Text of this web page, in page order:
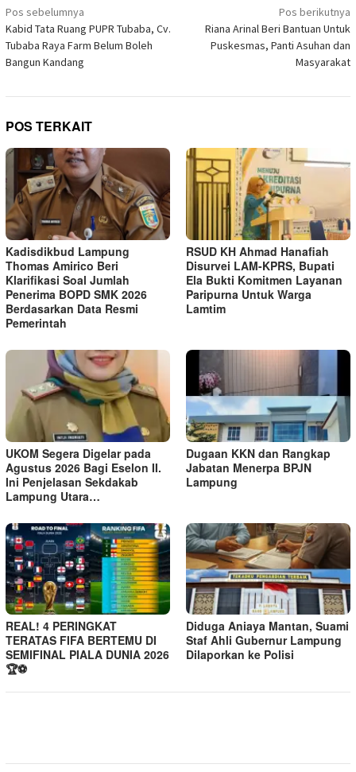
jendela
yang
baru)
Navigasi
pos
Pos sebelumnya
Kabid Tata Ruang PUPR Tubaba, Cv.
Tubaba Raya Farm Belum Boleh
Bangun Kandang
Pos berikutnya
Riana Arinal Beri Bantuan Untuk
Puskesmas, Panti Asuhan dan
Masyarakat
POS TERKAIT
Kadisdikbud Lampung
Thomas Amirico Beri
Klarifikasi Soal Jumlah
Penerima BOPD SMK 2026
Berdasarkan Data Resmi
Pemerintah
RSUD KH Ahmad Hanafiah
Disurvei LAM-KPRS, Bupati
Ela Bukti Komitmen Layanan
Paripurna Untuk Warga
Lamtim
UKOM Segera Digelar pada
Agustus 2026 Bagi Eselon II.
Ini Penjelasan Sekdakab
Lampung Utara…
Dugaan KKN dan Rangkap
Jabatan Menerpa BPJN
Lampung
REAL! 4 PERINGKAT
TERATAS FIFA BERTEMU DI
SEMIFINAL PIALA DUNIA 2026
🏆⚽
Diduga Aniaya Mantan, Suami
Staf Ahli Gubernur Lampung
Dilaporkan ke Polisi